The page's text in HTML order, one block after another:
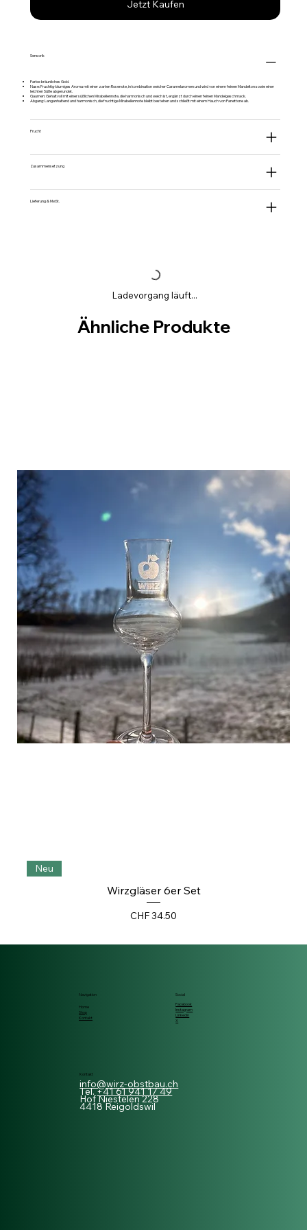
Jetzt Kaufen
Sensorik
Farbe: bräunliches Gold.
Nase: Fruchtig-blumiges Aroma mit einer zarten Rosenote, in kombination weicher Caramelaromen und wird von einem feinen Mandelton sowie einer
leichten Süße abgerundet.
Gaumen: Gehaltvoll mit einer süßlichen Mirabellennote, die harmonisch und weich ist, ergänzt durch einen feinen Mandelgeschmack.
Abgang: Langanhaltend und harmonisch, die fruchtige Mirabellennote bleibt bestehen und schließt mit einem Hauch von Panettone ab.
Frucht
Zusammensetzung
Lieferung & MwSt.
Ladevorgang läuft...
Ähnliche Produkte
Neu
Wirzgläser 6er Set
Preis
CHF 34.50
Kontakt
info@wirz-obstbau.ch
Tel.+41 61 941 17 49
Hof Niestelen 228
4418 Reigoldswil
Social
Facebook
Instagram
Linkedin
X
Navigation
Home
Shop
Kontakt